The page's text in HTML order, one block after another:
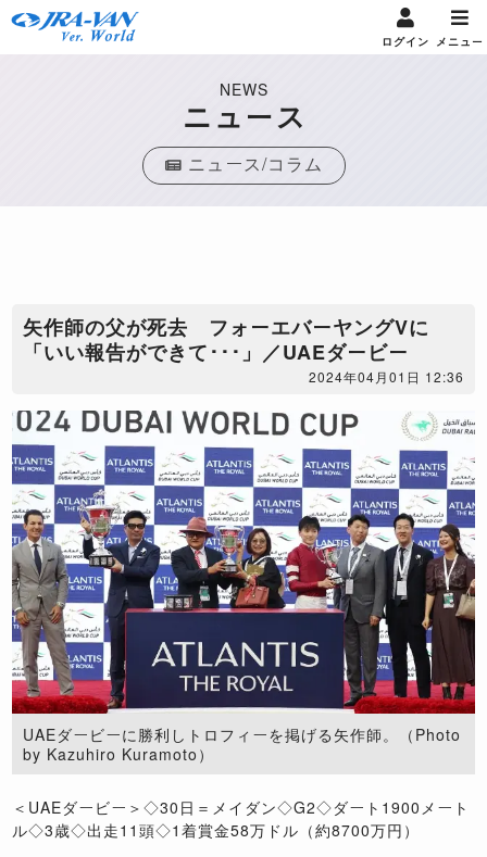
ログイン メニュー
NEWS
ニュース
ニュース/コラム
矢作師の父が死去 フォーエバーヤングVに
「いい報告ができて･･･」／UAEダービー
2024年04月01日 12:36
UAEダービーに勝利しトロフィーを掲げる矢作師。（Photo
by Kazuhiro Kuramoto）
＜UAEダービー＞◇30日＝メイダン◇G2◇ダート1900メート
ル◇3歳◇出走11頭◇1着賞金58万ドル（約8700万円）